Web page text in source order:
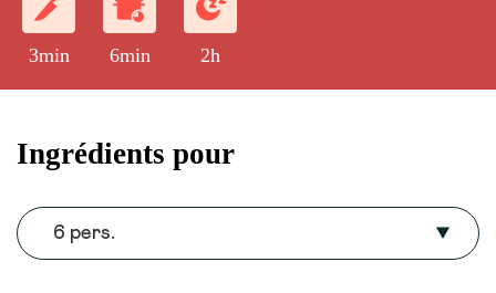
3min 6min 2h
Ingrédients pour
6 pers.